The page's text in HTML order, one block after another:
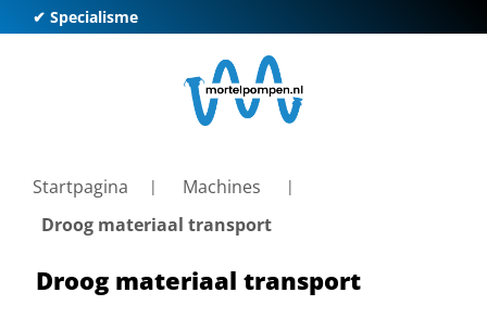
✔ Specialisme
Startpagina
Machines
Droog materiaal transport
Droog materiaal transport